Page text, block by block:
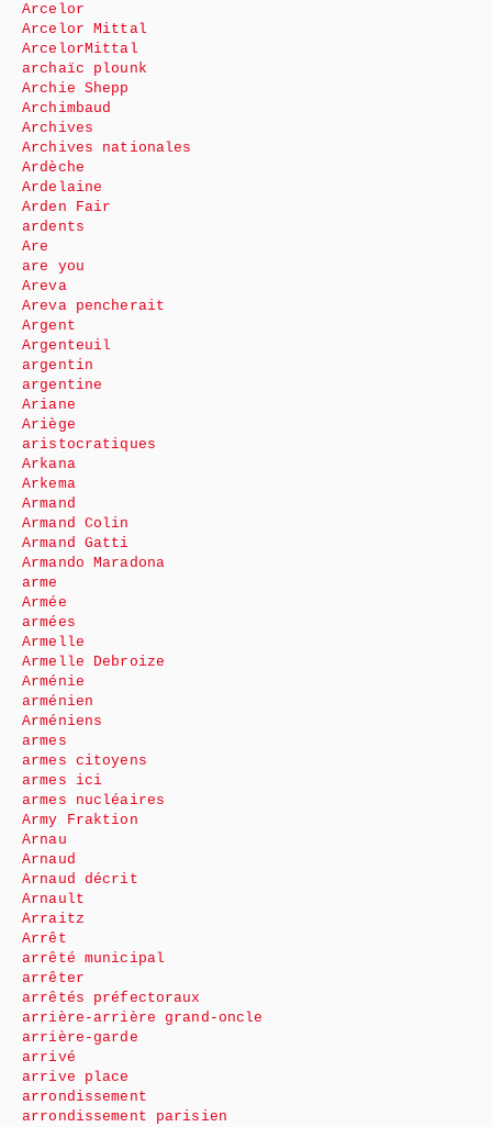
Arcelor
Arcelor Mittal
ArcelorMittal
archaïc plounk
Archie Shepp
Archimbaud
Archives
Archives nationales
Ardèche
Ardelaine
Arden Fair
ardents
Are
are you
Areva
Areva pencherait
Argent
Argenteuil
argentin
argentine
Ariane
Ariège
aristocratiques
Arkana
Arkema
Armand
Armand Colin
Armand Gatti
Armando Maradona
arme
Armée
armées
Armelle
Armelle Debroize
Arménie
arménien
Arméniens
armes
armes citoyens
armes ici
armes nucléaires
Army Fraktion
Arnau
Arnaud
Arnaud décrit
Arnault
Arraitz
Arrêt
arrêté municipal
arrêter
arrêtés préfectoraux
arrière-arrière grand-oncle
arrière-garde
arrivé
arrive place
arrondissement
arrondissement parisien